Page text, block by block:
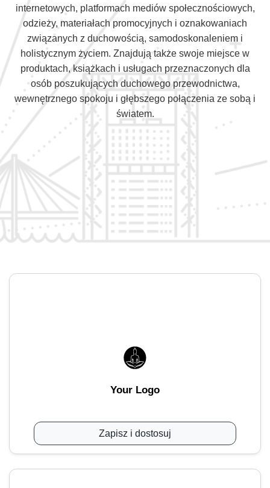
internetowych, platformach mediów społecznościowych,
odzieży, materiałach promocyjnych i oznakowaniach
związanych z duchowością, samodoskonaleniem i
holistycznym życiem. Znajdują także swoje miejsce w
produktach, książkach i usługach przeznaczonych dla
osób poszukujących duchowego przewodnictwa,
wewnętrznego spokoju i głębszego połączenia ze sobą i
światem.
Your Logo
Zapisz i dostosuj